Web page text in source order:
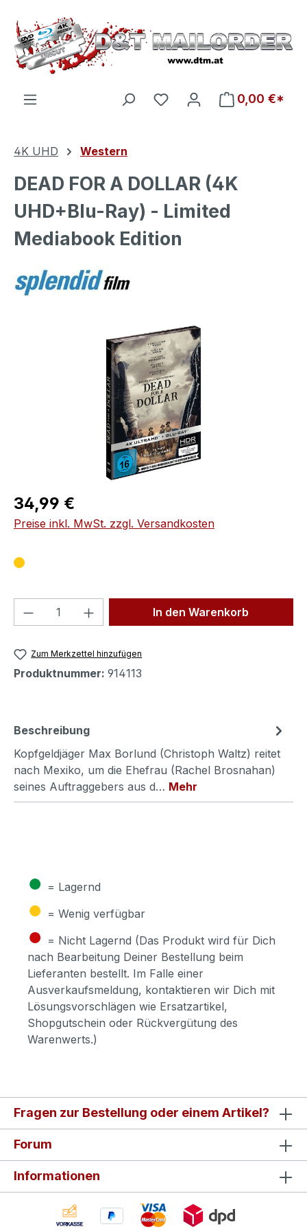
Zum Hauptinhalt springen
Du hast 0 Produkte auf
0,00 €*
4K UHD Western
DEAD FOR A DOLLAR (4K
UHD+Blu-Ray) - Limited
Mediabook Edition
Bildergalerie überspringen
Regulärer Preis:
34,99 €
Preise inkl. MwSt. zzgl. Versandkosten
Produkt Anzahl: Gib denIn den Warenkorb
Zum Merkzettel hinzufügen
Produktnummer: 914113
Beschreibung
Kopfgeldjäger Max Borlund (Christoph Waltz) reitet
nach Mexiko, um die Ehefrau (Rachel Brosnahan)
seines Auftraggebers aus d… Mehr
● = Lagernd
● = Wenig verfügbar
● = Nicht Lagernd (Das Produkt wird für Dich
nach Bearbeitung Deiner Bestellung beim
Lieferanten bestellt. Im Falle einer
Ausverkaufsmeldung, kontaktieren wir Dich mit
Lösungsvorschlägen wie Ersatzartikel,
Shopgutschein oder Rückvergütung des
Warenwerts.)
Fragen zur Bestellung oder einem Artikel?
Forum
Informationen